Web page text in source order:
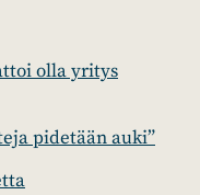
olla yritys
pidetään auki”